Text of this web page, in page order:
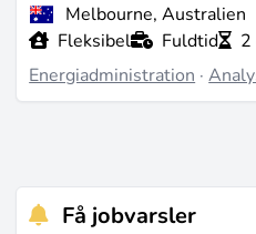
Melbourne, Australien
Fleksibel
Fuldtid
2
Energiadministration ·
Få jobvarsler